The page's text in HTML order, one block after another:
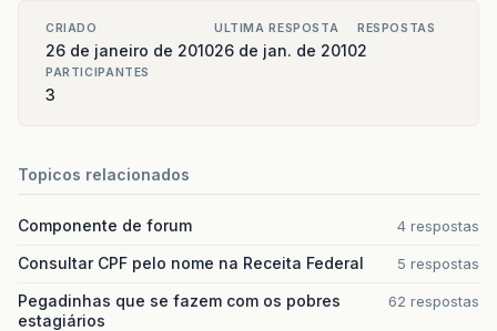
CRIADO
26 de janeiro de 2010
ULTIMA RESPOSTA
26 de jan. de 2010
RESPOSTAS
2
PARTICIPANTES
3
Topicos relacionados
Componente de forum 4 respostas
Consultar CPF pelo nome na Receita Federal 5 respostas
Pegadinhas que se fazem com os pobres
estagiários
62 respostas